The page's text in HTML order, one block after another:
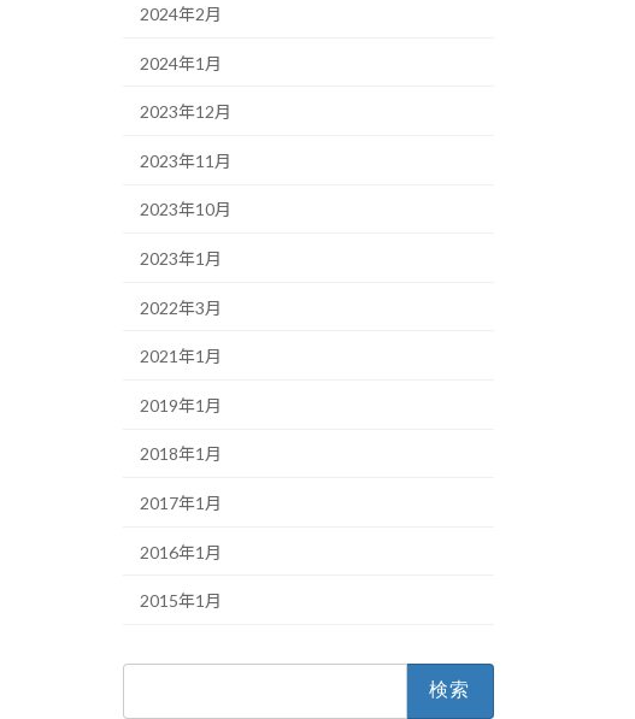
2024年2月
2024年1月
2023年12月
2023年11月
2023年10月
2023年1月
2022年3月
2021年1月
2019年1月
2018年1月
2017年1月
2016年1月
2015年1月